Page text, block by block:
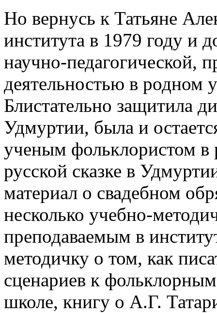
Но вернусь к Татьяне
института в 1979 году и
научно-педагогической,
деятельностью в родном
Блистательно защитила
Удмуртии, была и
ученым фольклористом в
русской сказке в
материал о свадебном
несколько учебно-
преподаваемым в
методичку о том, как
сценариев к
школе, книгу о А.Г.